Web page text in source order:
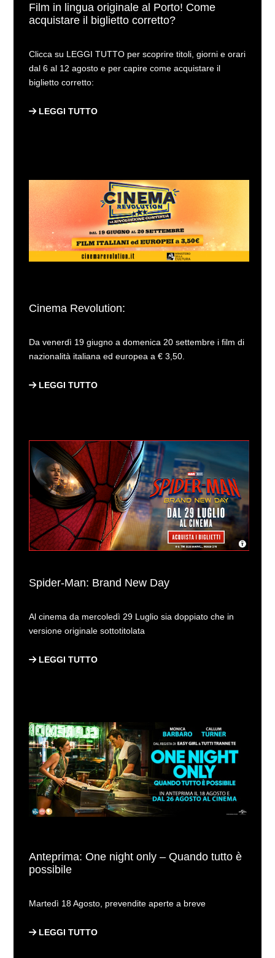
Film in lingua originale al Porto! Come
acquistare il biglietto corretto?
Clicca su LEGGI TUTTO per scoprire titoli, giorni e orari
dal 6 al 12 agosto e per capire come acquistare il
biglietto corretto:
LEGGI TUTTO
Cinema Revolution:
Da venerdì 19 giugno a domenica 20 settembre i film di
nazionalità italiana ed europea a € 3,50.
LEGGI TUTTO
Spider-Man: Brand New Day
Al cinema da mercoledì 29 Luglio sia doppiato che in
versione originale sottotitolata
LEGGI TUTTO
Anteprima: One night only – Quando tutto è
possibile
Martedì 18 Agosto, prevendite aperte a breve
LEGGI TUTTO